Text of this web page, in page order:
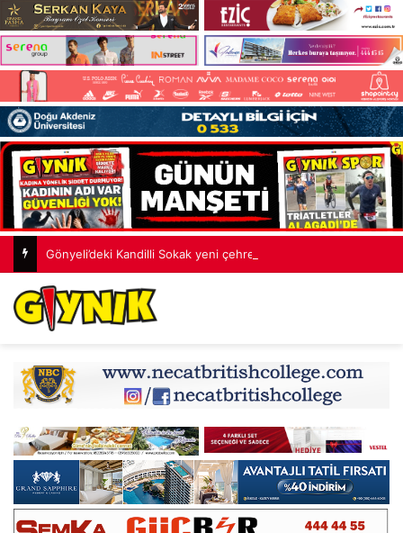
Gönyeli’deki Kandilli Sokak yeni çehreye kavuştu